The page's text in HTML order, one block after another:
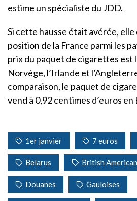
estime un spécialiste du JDD.
Si cette hausse était avérée,
position de la France parmi les
prix du paquet de cigarettes est
Norvège, l’Irlande et
comparaison, le paquet de
vend à 0,92 centimes d’euros en
1er janvier 7 euros
Belarus British
Douanes Gauloises